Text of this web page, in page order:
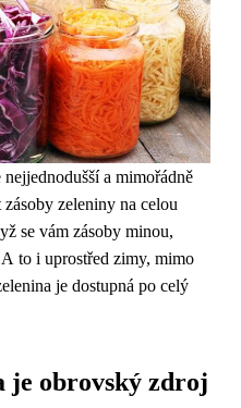
a mimořádně
zeleniny na celou
se vám zásoby minou,
to i uprostřed zimy, mimo
je dostupná po celý
je obrovský zdroj